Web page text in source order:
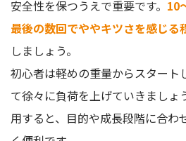
安全性を保つうえで重要です。 10
最後の数回でややキツさを感じる
しましょう。
初心者は軽めの重量からスタート
て徐々に負荷を上げていきましょ
用すると、目的や成長段階に合わ